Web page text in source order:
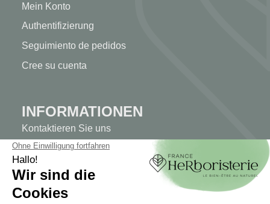
Mein Konto
Authentifizierung
Seguimiento de pedidos
Cree su cuenta
INFORMATIONEN
Kontaktieren Sie uns
Sitemap
Unser Kräuterladen
Lieferung